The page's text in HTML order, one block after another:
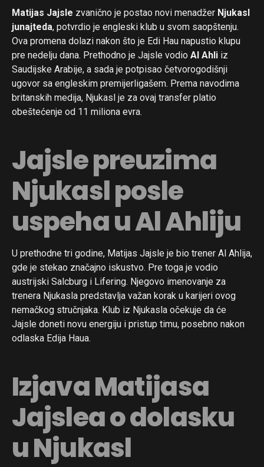
Matijas Jajsle zvanično je postao novi menadžer Njukasl
junajteda, potvrdio je engleski klub u svom saopštenju.
Ova promena dolazi nakon što je Edi Hau napustio klupu
pre nedelju dana. Prethodno je Jajsle vodio Al Ahli iz
Saudijske Arabije, a sada je potpisao četvorogodišnji
ugovor sa engleskim premijerligašem. Prema navodima
britanskih medija, Njukasl je za ovaj transfer platio
obeštećenje od 11 miliona evra.
Jajsle preuzima
Njukasl posle
uspeha u Al Ahliju
U prethodne tri godine, Matijas Jajsle je bio trener Al Ahlija,
gde je stekao značajno iskustvo. Pre toga je vodio
austrijski Salcburg i Lifering. Njegovo imenovanje za
trenera Njukasla predstavlja važan korak u karijeri ovog
nemačkog stručnjaka. Klub iz Njukasla očekuje da će
Jajsle doneti novu energiju i pristup timu, posebno nakon
odlaska Edija Haua.
Izjava Matijasa
Jajslea o dolasku
u Njukasl